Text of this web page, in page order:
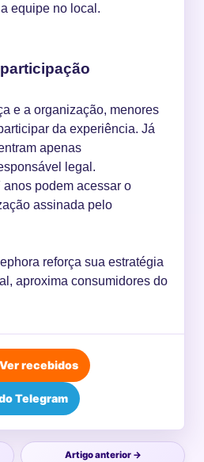
equipe no local.
e a organização, menores
da experiência. Já
apenas
legal.
podem acessar o
assinada pelo
reforça sua estratégia
aproxima consumidores do
Telegram
Ver recebidos
Artigo anterior →